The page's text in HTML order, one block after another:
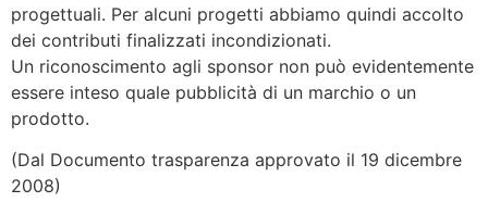
progettuali. Per alcuni progetti abbiamo quindi accolto
dei contributi finalizzati incondizionati.
Un riconoscimento agli sponsor non può evidentemente
essere inteso quale pubblicità di un marchio o un
prodotto.
(Dal Documento trasparenza approvato il 19 dicembre
2008)